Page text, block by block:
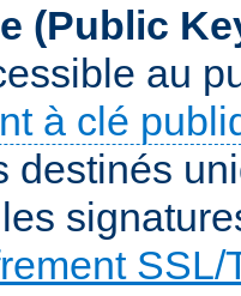
(Public
au
à clé
destinés
SSL/